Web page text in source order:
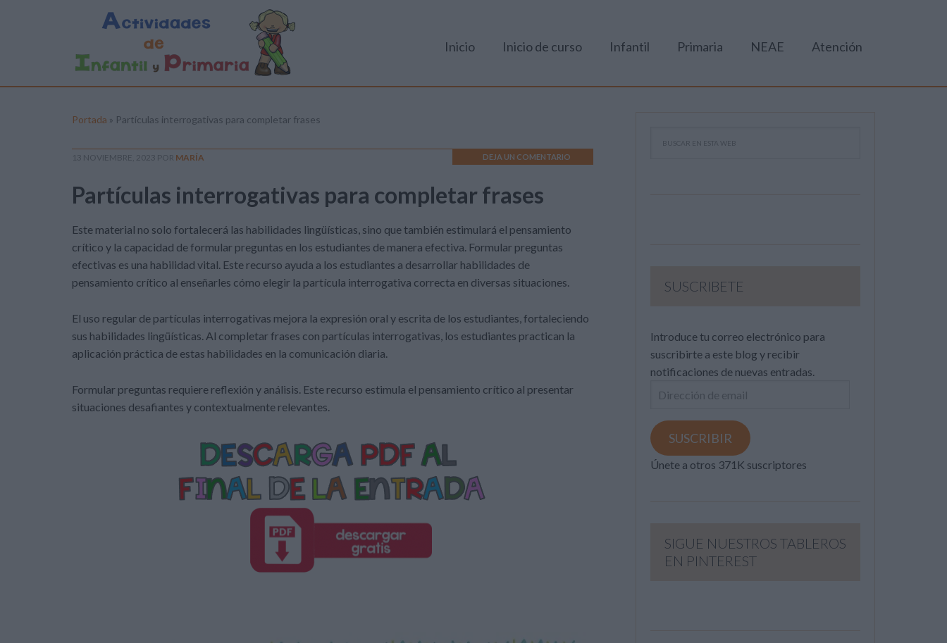
Inicio Inicio de curso Infantil Primaria NEAE Atención
Portada » Partículas interrogativas para completar frases
13 NOVIEMBRE, 2023 POR MARÍA DEJA UN COMENTARIO
Partículas interrogativas para completar frases
Este material no solo fortalecerá las habilidades lingüísticas, sino que también estimulará el pensamiento
crítico y la capacidad de formular preguntas en los estudiantes de manera efectiva. Formular preguntas
efectivas es una habilidad vital. Este recurso ayuda a los estudiantes a desarrollar habilidades de
pensamiento crítico al enseñarles cómo elegir la partícula interrogativa correcta en diversas situaciones.
El uso regular de partículas interrogativas mejora la expresión oral y escrita de los estudiantes, fortaleciendo
sus habilidades lingüísticas. Al completar frases con partículas interrogativas, los estudiantes practican la
aplicación práctica de estas habilidades en la comunicación diaria.
Formular preguntas requiere reflexión y análisis. Este recurso estimula el pensamiento crítico al presentar
situaciones desafiantes y contextualmente relevantes.
SUSCRIBETE
Introduce tu correo electrónico para
suscribirte a este blog y recibir
notificaciones de nuevas entradas.
Dirección
email
SUSCRIBIR
Únete a otros 371K suscriptores
SIGUE NUESTROS TABLEROS
EN PINTEREST